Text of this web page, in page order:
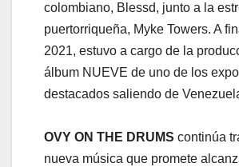
colombiano, Blessd, junto a la
puertorriqueña, Myke Towers. A
2021, estuvo a cargo de la
álbum NUEVE de uno de los
destacados saliendo de
OVY ON THE DRUMS continúa
nueva música que promete